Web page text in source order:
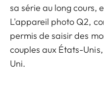
sa série au long cours,
L'appareil photo Q2,
permis de saisir des
couples aux États-
Uni.